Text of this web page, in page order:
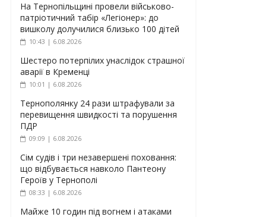
На Тернопільщині провели військово-
патріотичний табір «Легіонер»: до
вишколу долучилися близько 100 дітей
10:43 | 6.08.2026
Шестеро потерпілих унаслідок страшної
аварії в Кременці
10:01 | 6.08.2026
Тернополянку 24 рази штрафували за
перевищення швидкості та порушення
ПДР
09:09 | 6.08.2026
Сім судів і три незавершені поховання:
що відбувається навколо Пантеону
Героїв у Тернополі
08:33 | 6.08.2026
Майже 10 годин під вогнем і атаками